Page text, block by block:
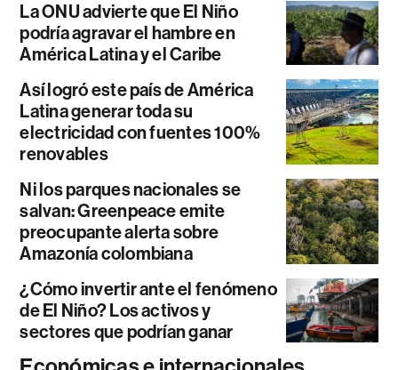
La ONU advierte que El Niño
podría agravar el hambre en
América Latina y el Caribe
Así logró este país de América
Latina generar toda su
electricidad con fuentes 100%
renovables
Ni los parques nacionales se
salvan: Greenpeace emite
preocupante alerta sobre
Amazonía colombiana
¿Cómo invertir ante el fenómeno
de El Niño? Los activos y
sectores que podrían ganar